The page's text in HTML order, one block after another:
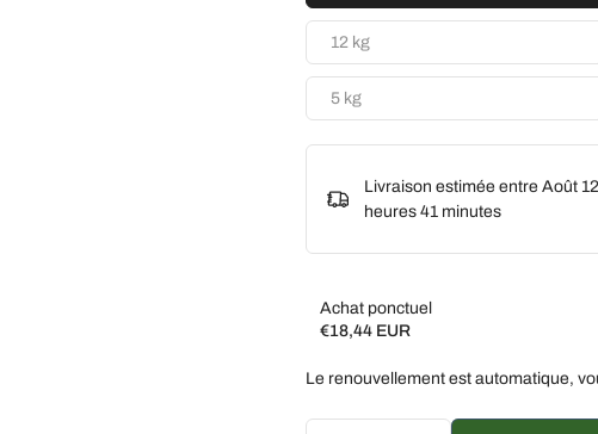
12 kg
5 kg
Livraison estimée entre Août
heures 41 minutes
Achat ponctuel
€18,44 EUR
Subscribe and save
Le renouvellement est automatique,